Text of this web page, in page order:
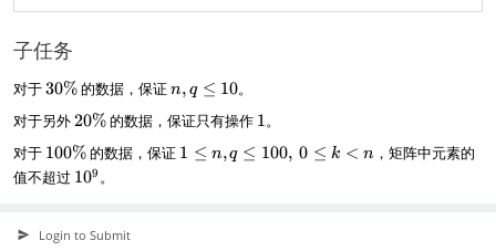
子任务
对于3
\
%
30%的数据，保证n
q
\
l
n, q ≤ 10。
对于另外2
\
%
20%的数据，保证只有操作 11。
对于 1
0
0
%
100%的数据，保证 11 ≤ n,q ≤ 100, 0 ≤ k < n ，矩阵中元素的
值不超过 1
9
109 。
Login to Submit